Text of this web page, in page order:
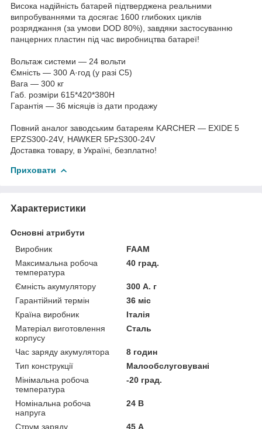
Висока надійність батарей підтверджена реальними
випробуваннями та досягає 1600 глибоких циклів
розряджання (за умови DOD 80%), завдяки застосуванню
панцерних пластин під час виробництва батареї!
Вольтаж системи — 24 вольти
Ємність — 300 А·год (у разі С5)
Вага — 300 кг
Габ. розміри 615*420*380Н
Гарантія — 36 місяців із дати продажу
Повний аналог заводським батареям KARCHER — EXIDE 5
EPZS300-24V, HAWKER 5PzS300-24V
Доставка товару, в Україні, безплатно!
Приховати
Характеристики
Основні атрибути
Виробник
FAAM
Максимальна робоча
температура
40 град.
Ємність акумулятору
300 А. г
Гарантійний термін
36 міс
Країна виробник
Італія
Матеріал виготовлення
корпусу
Сталь
Час заряду акумулятора
8 годин
Тип конструкції
Малообслуговувані
Мінімальна робоча
температура
-20 град.
Номінальна робоча
напруга
24 В
Струм заряду 45 А